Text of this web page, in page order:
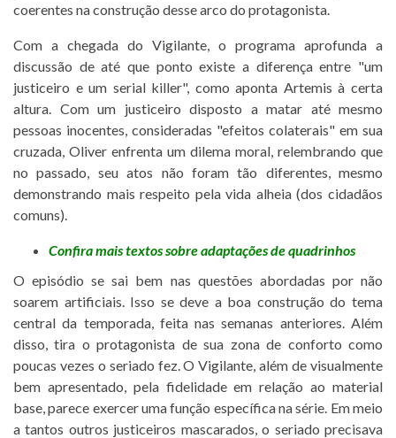
coerentes na construção desse arco do protagonista.
Com a chegada do Vigilante, o programa aprofunda a
discussão de até que ponto existe a diferença entre "um
justiceiro e um serial killer", como aponta Artemis à certa
altura. Com um justiceiro disposto a matar até mesmo
pessoas inocentes, consideradas "efeitos colaterais" em sua
cruzada, Oliver enfrenta um dilema moral, relembrando que
no passado, seu atos não foram tão diferentes, mesmo
demonstrando mais respeito pela vida alheia (dos cidadãos
comuns).
Confira mais textos sobre adaptações de quadrinhos
O episódio se sai bem nas questões abordadas por não
soarem artificiais. Isso se deve a boa construção do tema
central da temporada, feita nas semanas anteriores. Além
disso, tira o protagonista de sua zona de conforto como
poucas vezes o seriado fez. O Vigilante, além de visualmente
bem apresentado, pela fidelidade em relação ao material
base, parece exercer uma função específica na série. Em meio
a tantos outros justiceiros mascarados, o seriado precisava